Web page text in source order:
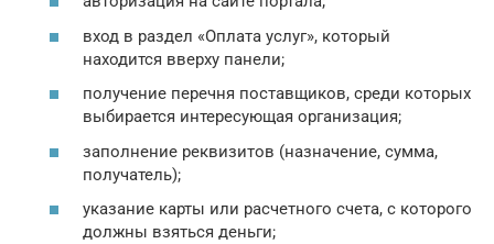
вход в раздел «Оплата услуг», который
находится вверху панели;
получение перечня поставщиков, среди которых
выбирается интересующая организация;
заполнение реквизитов (назначение, сумма,
получатель);
указание карты или расчетного счета, с которого
должны взяться деньги;